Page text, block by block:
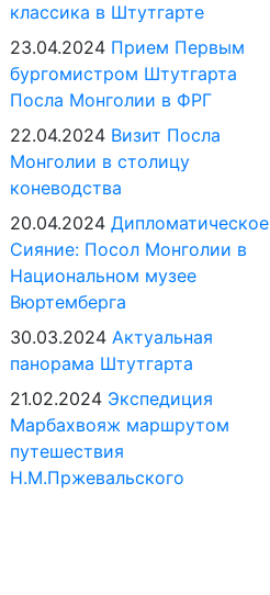
классика в Штутгарте
23.04.2024 Прием Первым
бургомистром Штутгарта
Посла Монголии в ФРГ
22.04.2024 Визит Посла
Монголии в столицу
коневодства
20.04.2024 Дипломатическое
Сияние: Посол Монголии в
Национальном музее
Вюртемберга
30.03.2024 Актуальная
панорама Штутгарта
21.02.2024 Экспедиция
Марбахвояж маршрутом
путешествия
Н.М.Пржевальского